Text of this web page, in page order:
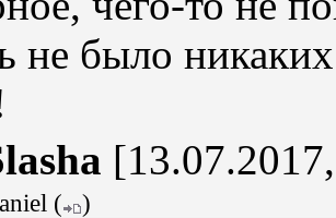
не было
( )